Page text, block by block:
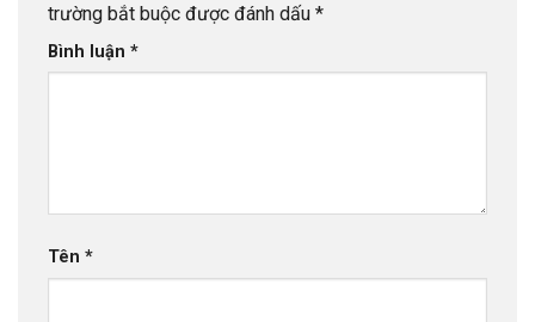
trường bắt buộc được đánh dấu *
Bình luận *
Tên *